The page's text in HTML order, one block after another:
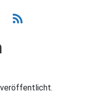
veröffentlicht.